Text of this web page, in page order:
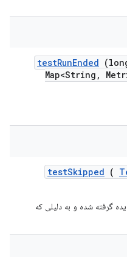
testRunEnded
Map<String ,
testSkipped (
گرفته شده و به دلیلی که